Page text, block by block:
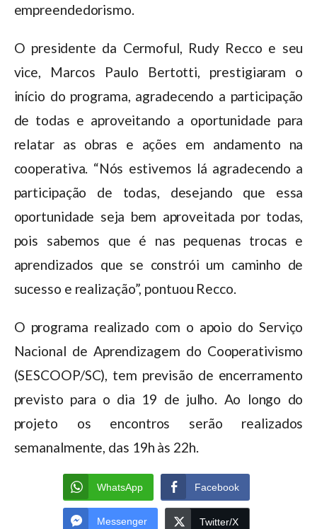
empreendedorismo.
O presidente da Cermoful, Rudy Recco e seu
vice, Marcos Paulo Bertotti, prestigiaram o
início do programa, agradecendo a participação
de todas e aproveitando a oportunidade para
relatar as obras e ações em andamento na
cooperativa. “Nós estivemos lá agradecendo a
participação de todas, desejando que essa
oportunidade seja bem aproveitada por todas,
pois sabemos que é nas pequenas trocas e
aprendizados que se constrói um caminho de
sucesso e realização”, pontuou Recco.
O programa realizado com o apoio do Serviço
Nacional de Aprendizagem do Cooperativismo
(SESCOOP/SC), tem previsão de encerramento
previsto para o dia 19 de julho. Ao longo do
projeto os encontros serão realizados
semanalmente, das 19h às 22h.
WhatsApp Facebook
Messenger Twitter/X